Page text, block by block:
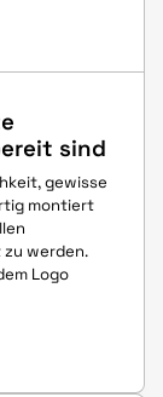
sind
gewisse
montiert
werden.
Logo